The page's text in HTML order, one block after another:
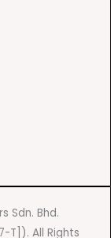
Sdn. Bhd.
T]). All Rights